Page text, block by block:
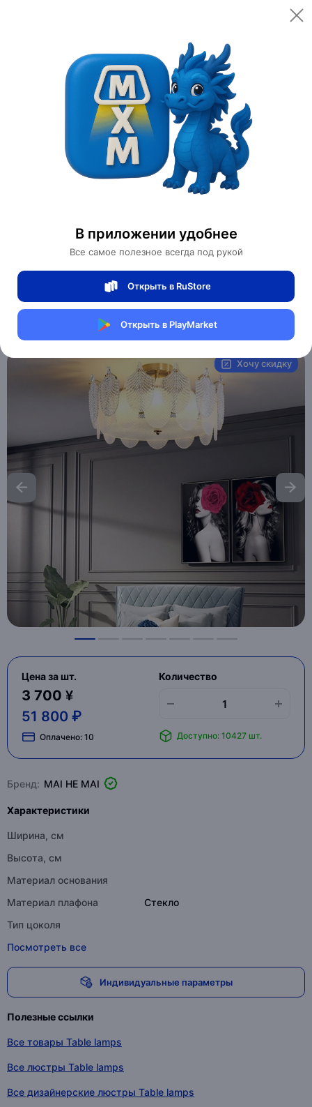
В приложении удобнее
Все самое полезное всегда под рукой
Открыть в RuStore
Открыть в PlayMarket
Открыть
Категории Светильники
Люстры
TUCKER 40*18 металл, E14.
Магазин Table lamps
MAI_HE_MAI_TUCKER
Хочу скидку
Цена за шт.
3 700 ¥
51 800 ₽
Оплачено: 10
Количество
Доступно: 10427 шт.
Бренд: MAI HE MAI
Характеристики
Ширина, см
Высота, см
Материал основания
Материал плафона
Стекло
Тип цоколя
Посмотреть все
Индивидуальные параметры
Полезные ссылки
Все товары Table lamps
Все люстры Table lamps
Все дизайнерские люстры Table lamps